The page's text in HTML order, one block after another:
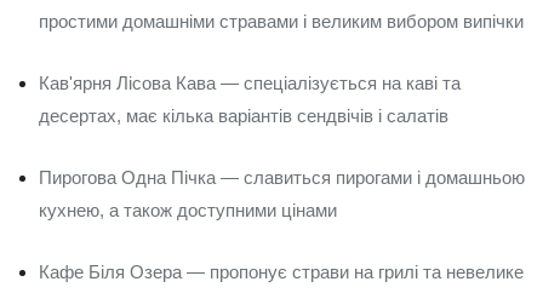
простими домашніми стравами і великим вибором випічки
Кав'ярня Лісова Кава — спеціалізується на каві та
десертах, має кілька варіантів сендвічів і салатів
Пирогова Одна Пічка — славиться пирогами і домашньою
кухнею, а також доступними цінами
Кафе Біля Озера — пропонує страви на грилі та невелике